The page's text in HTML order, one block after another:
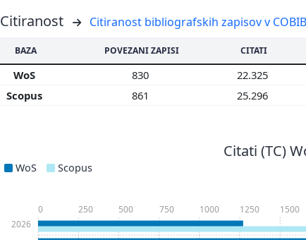
Citiranost Citiranost bibliografskih zapisov v
BAZA POVEZANI ZAPISI CITATI
WoS 830 22.325
Scopus
861 25.296
Citati (TC)
WoS Scopus
2026
0 250 500 750 1000 1250 1500